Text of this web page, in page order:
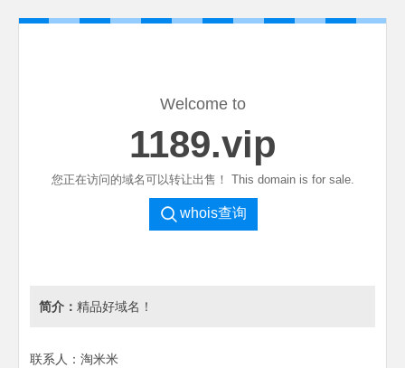
Welcome to
1189.vip
您正在访问的域名可以转让出售！ This domain is for sale.
whois查询
简介：精品好域名！
联系人：淘米米